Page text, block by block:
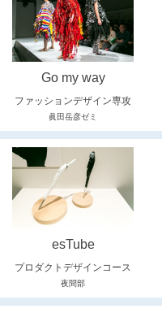
Go my way
ファッションデザイン専攻
眞田岳彦ゼミ
esTube
プロダクトデザインコース
夜間部